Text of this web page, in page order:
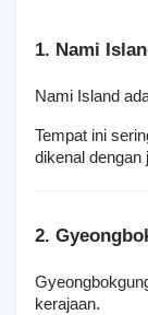
1. Nami
Nami Island
Tempat ini
dikenal dengan
2.
kerajaan.